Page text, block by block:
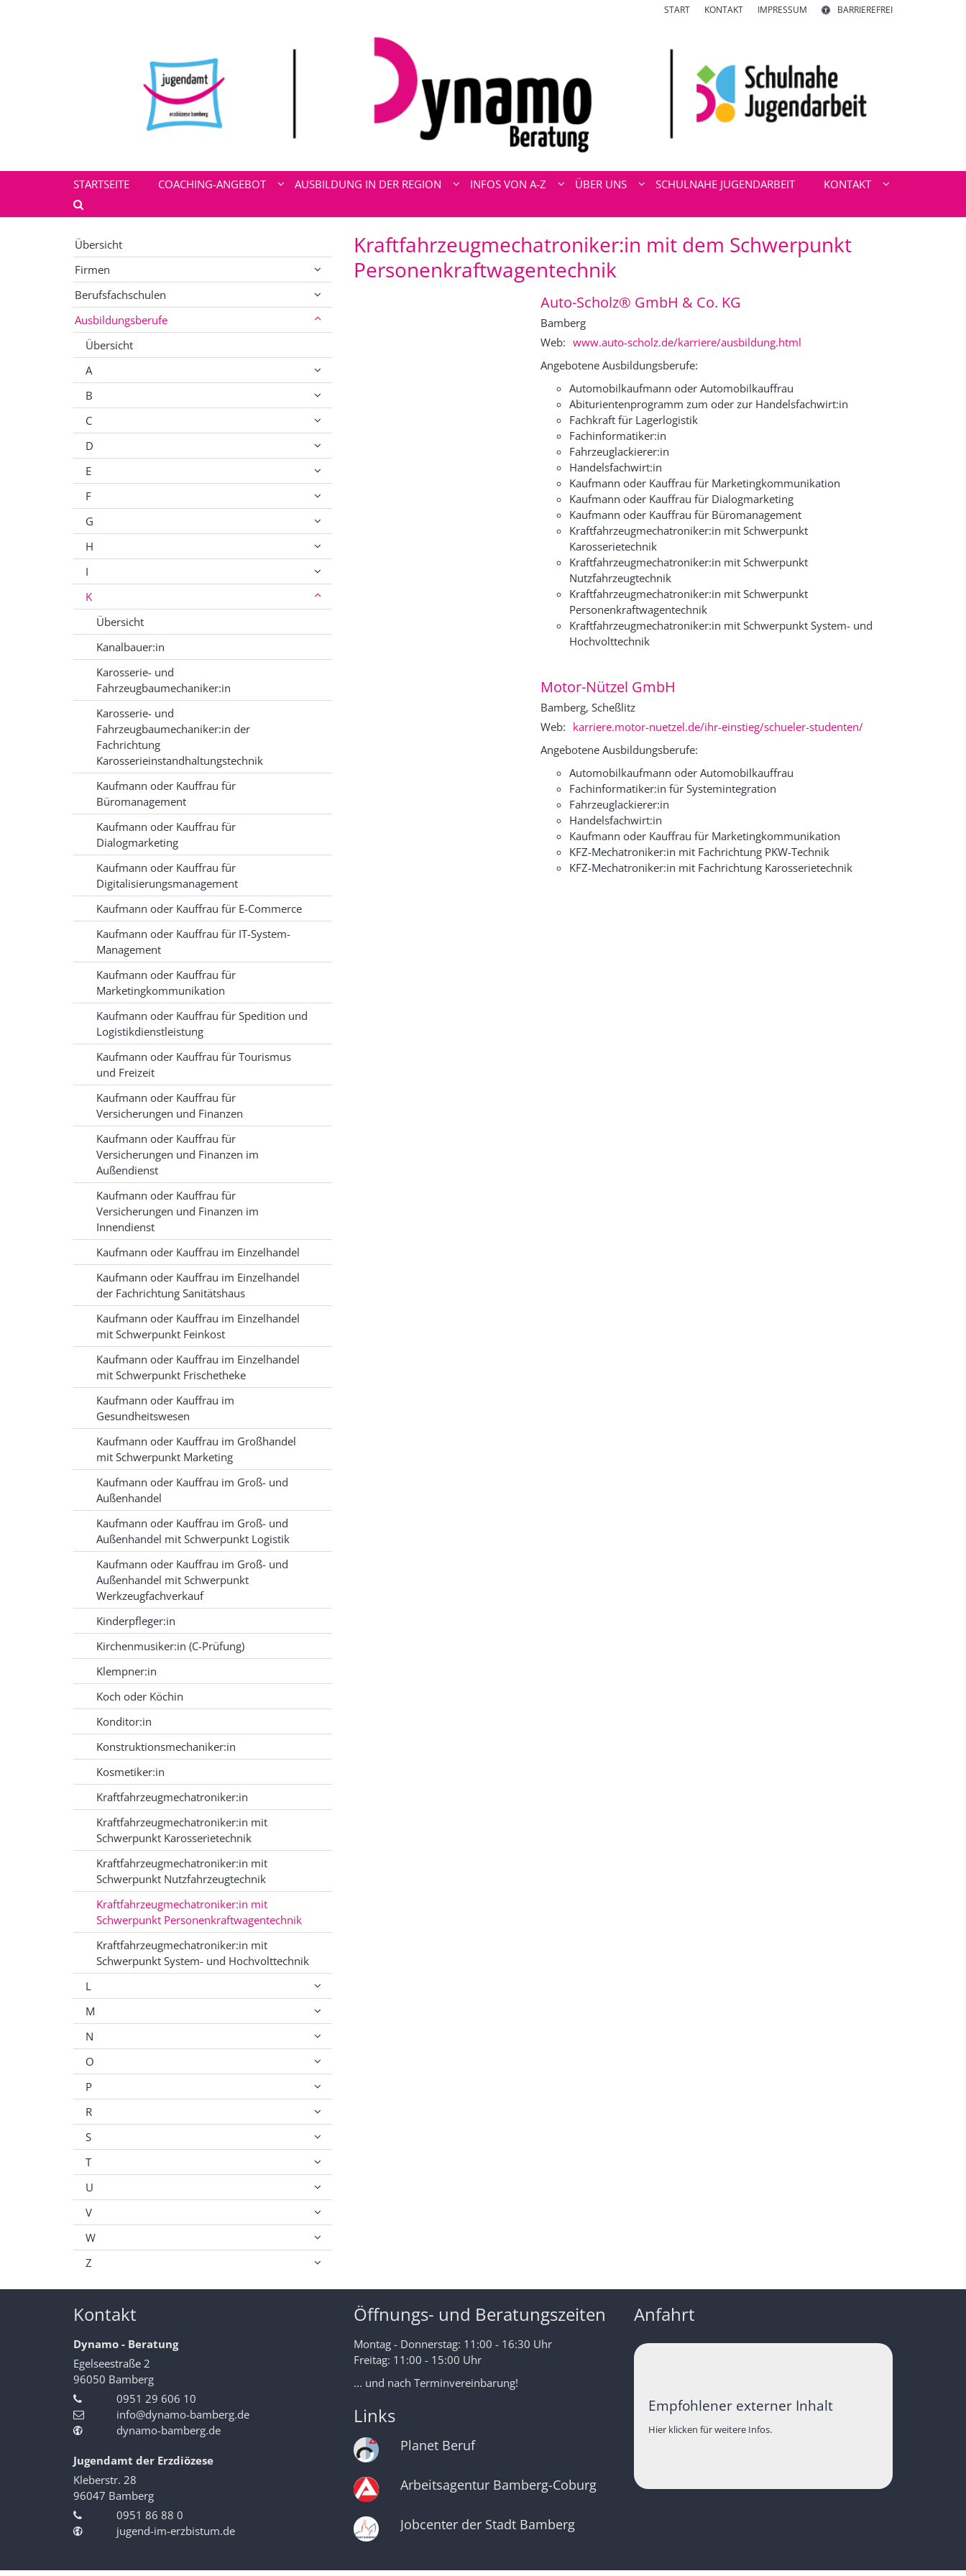
START KONTAKT IMPRESSUM BARRIEREFREI
STARTSEITE COACHING-ANGEBOT AUSBILDUNG IN DER REGION INFOS VON A-Z ÜBER UNS SCHULNAHE JUGENDARBEIT KONTAKT
Kraftfahrzeugmechatroniker:in mit dem Schwerpunkt
Personenkraftwagentechnik
Auto-Scholz® GmbH & Co. KG
Bamberg
Web: www.auto-scholz.de/karriere/ausbildung.html
Angebotene Ausbildungsberufe:
Automobilkaufmann oder Automobilkauffrau
Abiturientenprogramm zum oder zur Handelsfachwirt:in
Fachkraft für Lagerlogistik
Fachinformatiker:in
Fahrzeuglackierer:in
Handelsfachwirt:in
Kaufmann oder Kauffrau für Marketingkommunikation
Kaufmann oder Kauffrau für Dialogmarketing
Kaufmann oder Kauffrau für Büromanagement
Kraftfahrzeugmechatroniker:in mit Schwerpunkt
Karosserietechnik
Kraftfahrzeugmechatroniker:in mit Schwerpunkt
Nutzfahrzeugtechnik
Kraftfahrzeugmechatroniker:in mit Schwerpunkt
Personenkraftwagentechnik
Kraftfahrzeugmechatroniker:in mit Schwerpunkt System- und
Hochvolttechnik
Motor-Nützel GmbH
Bamberg, Scheßlitz
Web: karriere.motor-nuetzel.de/ihr-einstieg/schueler-studenten/
Angebotene Ausbildungsberufe:
Automobilkaufmann oder Automobilkauffrau
Fachinformatiker:in für Systemintegration
Fahrzeuglackierer:in
Handelsfachwirt:in
Kaufmann oder Kauffrau für Marketingkommunikation
KFZ-Mechatroniker:in mit Fachrichtung PKW-Technik
KFZ-Mechatroniker:in mit Fachrichtung Karosserietechnik
Übersicht
Firmen
Berufsfachschulen
Ausbildungsberufe
Übersicht
A
B
C
D
E
F
G
H
I
K
Übersicht
Kanalbauer:in
Karosserie- und
Fahrzeugbaumechaniker:in
Karosserie- und
Fahrzeugbaumechaniker:in der
Fachrichtung
Karosserieinstandhaltungstechnik
Kaufmann oder Kauffrau für
Büromanagement
Kaufmann oder Kauffrau für
Dialogmarketing
Kaufmann oder Kauffrau für
Digitalisierungsmanagement
Kaufmann oder Kauffrau für E-Commerce
Kaufmann oder Kauffrau für IT-System-
Management
Kaufmann oder Kauffrau für
Marketingkommunikation
Kaufmann oder Kauffrau für Spedition und
Logistikdienstleistung
Kaufmann oder Kauffrau für Tourismus
und Freizeit
Kaufmann oder Kauffrau für
Versicherungen und Finanzen
Kaufmann oder Kauffrau für
Versicherungen und Finanzen im
Außendienst
Kaufmann oder Kauffrau für
Versicherungen und Finanzen im
Innendienst
Kaufmann oder Kauffrau im Einzelhandel
Kaufmann oder Kauffrau im Einzelhandel
der Fachrichtung Sanitätshaus
Kaufmann oder Kauffrau im Einzelhandel
mit Schwerpunkt Feinkost
Kaufmann oder Kauffrau im Einzelhandel
mit Schwerpunkt Frischetheke
Kaufmann oder Kauffrau im
Gesundheitswesen
Kaufmann oder Kauffrau im Großhandel
mit Schwerpunkt Marketing
Kaufmann oder Kauffrau im Groß- und
Außenhandel
Kaufmann oder Kauffrau im Groß- und
Außenhandel mit Schwerpunkt Logistik
Kaufmann oder Kauffrau im Groß- und
Außenhandel mit Schwerpunkt
Werkzeugfachverkauf
Kinderpfleger:in
Kirchenmusiker:in (C-Prüfung)
Klempner:in
Koch oder Köchin
Konditor:in
Konstruktionsmechaniker:in
Kosmetiker:in
Kraftfahrzeugmechatroniker:in
Kraftfahrzeugmechatroniker:in mit
Schwerpunkt Karosserietechnik
Kraftfahrzeugmechatroniker:in mit
Schwerpunkt Nutzfahrzeugtechnik
Kraftfahrzeugmechatroniker:in mit
Schwerpunkt Personenkraftwagentechnik
Kraftfahrzeugmechatroniker:in mit
Schwerpunkt System- und Hochvolttechnik
L
M
N
O
P
R
S
T
U
V
W
Z
Kontakt
Dynamo - Beratung
Egelseestraße 2
96050 Bamberg
0951 29 606 10
info@dynamo-bamberg.de
dynamo-bamberg.de
Jugendamt der Erzdiözese
Kleberstr. 28
96047 Bamberg
0951 86 88 0
jugend-im-erzbistum.de
Öffnungs- und Beratungszeiten
Montag - Donnerstag: 11:00 - 16:30 Uhr
Freitag: 11:00 - 15:00 Uhr
... und nach Terminvereinbarung!
Links
Planet Beruf
Arbeitsagentur Bamberg-Coburg
Jobcenter der Stadt Bamberg
Anfahrt
Empfohlener externer Inhalt
Hier klicken für weitere Infos.